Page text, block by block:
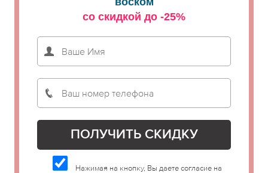
со скидкой до -25%
Нажимая на кнопку, Вы даете согласие на